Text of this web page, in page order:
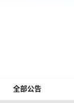
全部公告